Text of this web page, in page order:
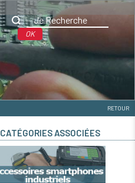
OK
RETOUR
CATÉGORIES ASSOCIÉES